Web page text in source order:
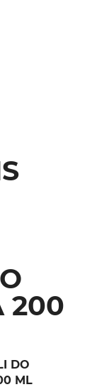
200
DO
ML